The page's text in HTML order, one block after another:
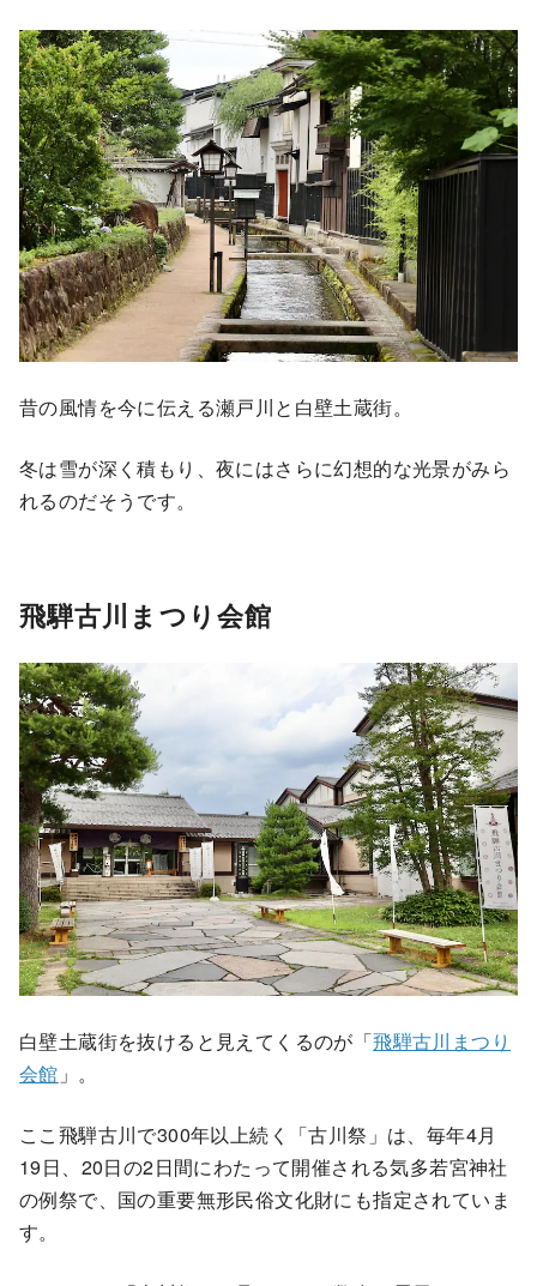
昔の風情を今に伝える瀬戸川と白壁土蔵街。
冬は雪が深く積もり、夜にはさらに幻想的な光景がみら
れるのだそうです。
飛騨古川まつり会館
白壁土蔵街を抜けると見えてくるのが「飛騨古川まつり
会館 」。
ここ飛騨古川で300年以上続く「古川祭」は、毎年4月
19日、20日の2日間にわたって開催される気多若宮神社
の例祭で、国の重要無形民俗文化財にも指定されていま
す。